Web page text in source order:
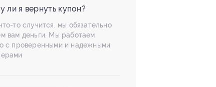
ли я вернуть купон?
то случится, мы обязательно
вам деньги. Мы работаем
с проверенными и надежными